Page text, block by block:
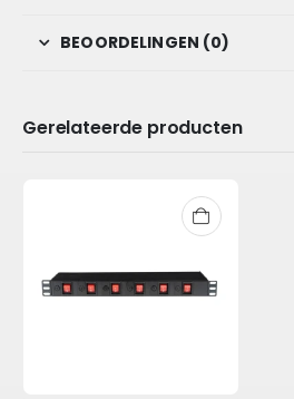
BEOORDELINGEN (0)
Gerelateerde producten